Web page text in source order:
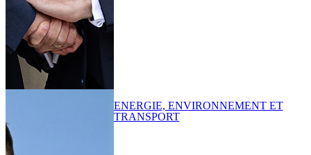
ENERGIE, ENVIRONNEMENT ET
TRANSPORT